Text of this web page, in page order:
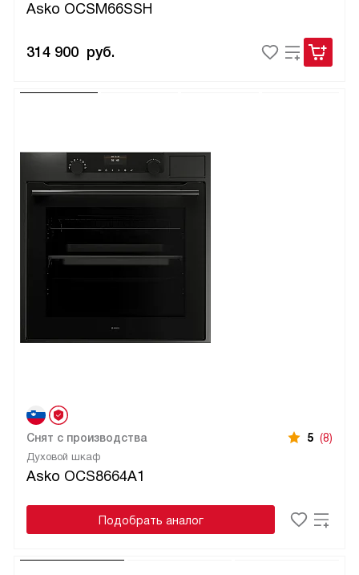
Asko OCSM66SSH
314 900 руб.
Духовой шкаф
Asko OCS8664A1
Снят с производства 5 (8)
Подобрать аналог